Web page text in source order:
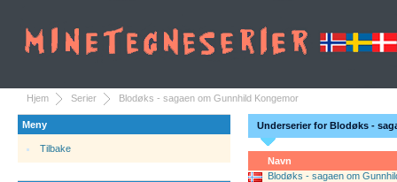
Hjem Serier Blodøks - sagaen om Gunnhild Kongemor
Meny
Tilbake
Underserier for Blodøks -
Navn
Blodøks - sagaen om